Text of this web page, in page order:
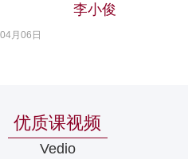
月06日
李小俊
优质课视频
Vedio